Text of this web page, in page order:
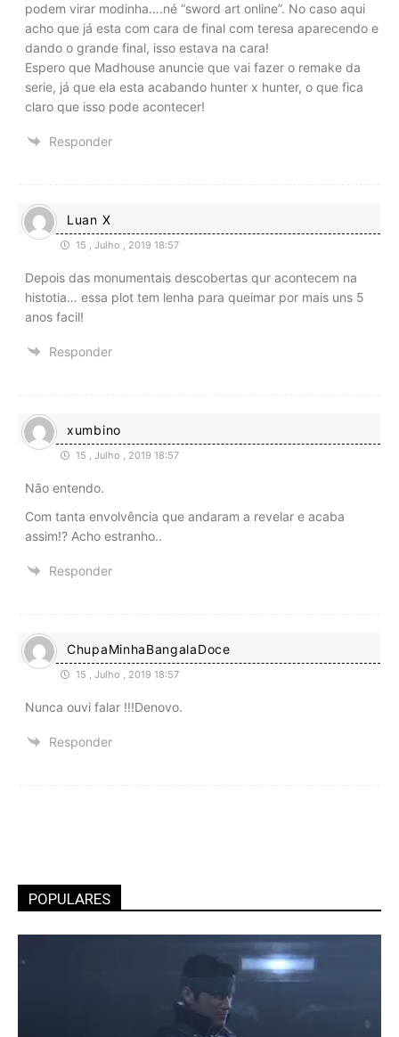
podem virar modinha….né “sword art online”. No caso aqui
acho que já esta com cara de final com teresa aparecendo e
dando o grande final, isso estava na cara!
Espero que Madhouse anuncie que vai fazer o remake da
serie, já que ela esta acabando hunter x hunter, o que fica
claro que isso pode acontecer!
Responder
Luan X
15 , Julho , 2019 18:57
Depois das monumentais descobertas qur acontecem na
histotia… essa plot tem lenha para queimar por mais uns 5
anos facil!
Responder
xumbino
15 , Julho , 2019 18:57
Não entendo.
Com tanta envolvência que andaram a revelar e acaba
assim!? Acho estranho..
Responder
ChupaMinhaBangalaDoce
15 , Julho , 2019 18:57
Nunca ouvi falar !!!Denovo.
Responder
POPULARES